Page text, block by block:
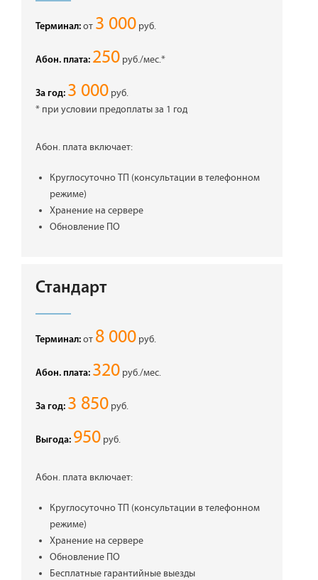
Терминал: от 3 000 руб.
Абон. плата: 250 руб./мес.*
За год: 3 000 руб.
* при условии предоплаты за 1 год
Абон. плата включает:
Круглосуточно ТП (консультации в телефонном
режиме)
Хранение на сервере
Обновление ПО
Стандарт
Терминал: от 8 000 руб.
Абон. плата: 320 руб./мес.
За год: 3 850 руб.
Выгода: 950 руб.
Абон. плата включает:
Круглосуточно ТП (консультации в телефонном
режиме)
Хранение на сервере
Обновление ПО
Бесплатные гарантийные выезды